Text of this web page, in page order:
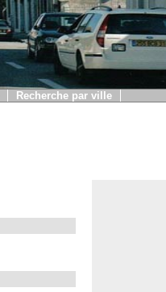
Recherche par ville